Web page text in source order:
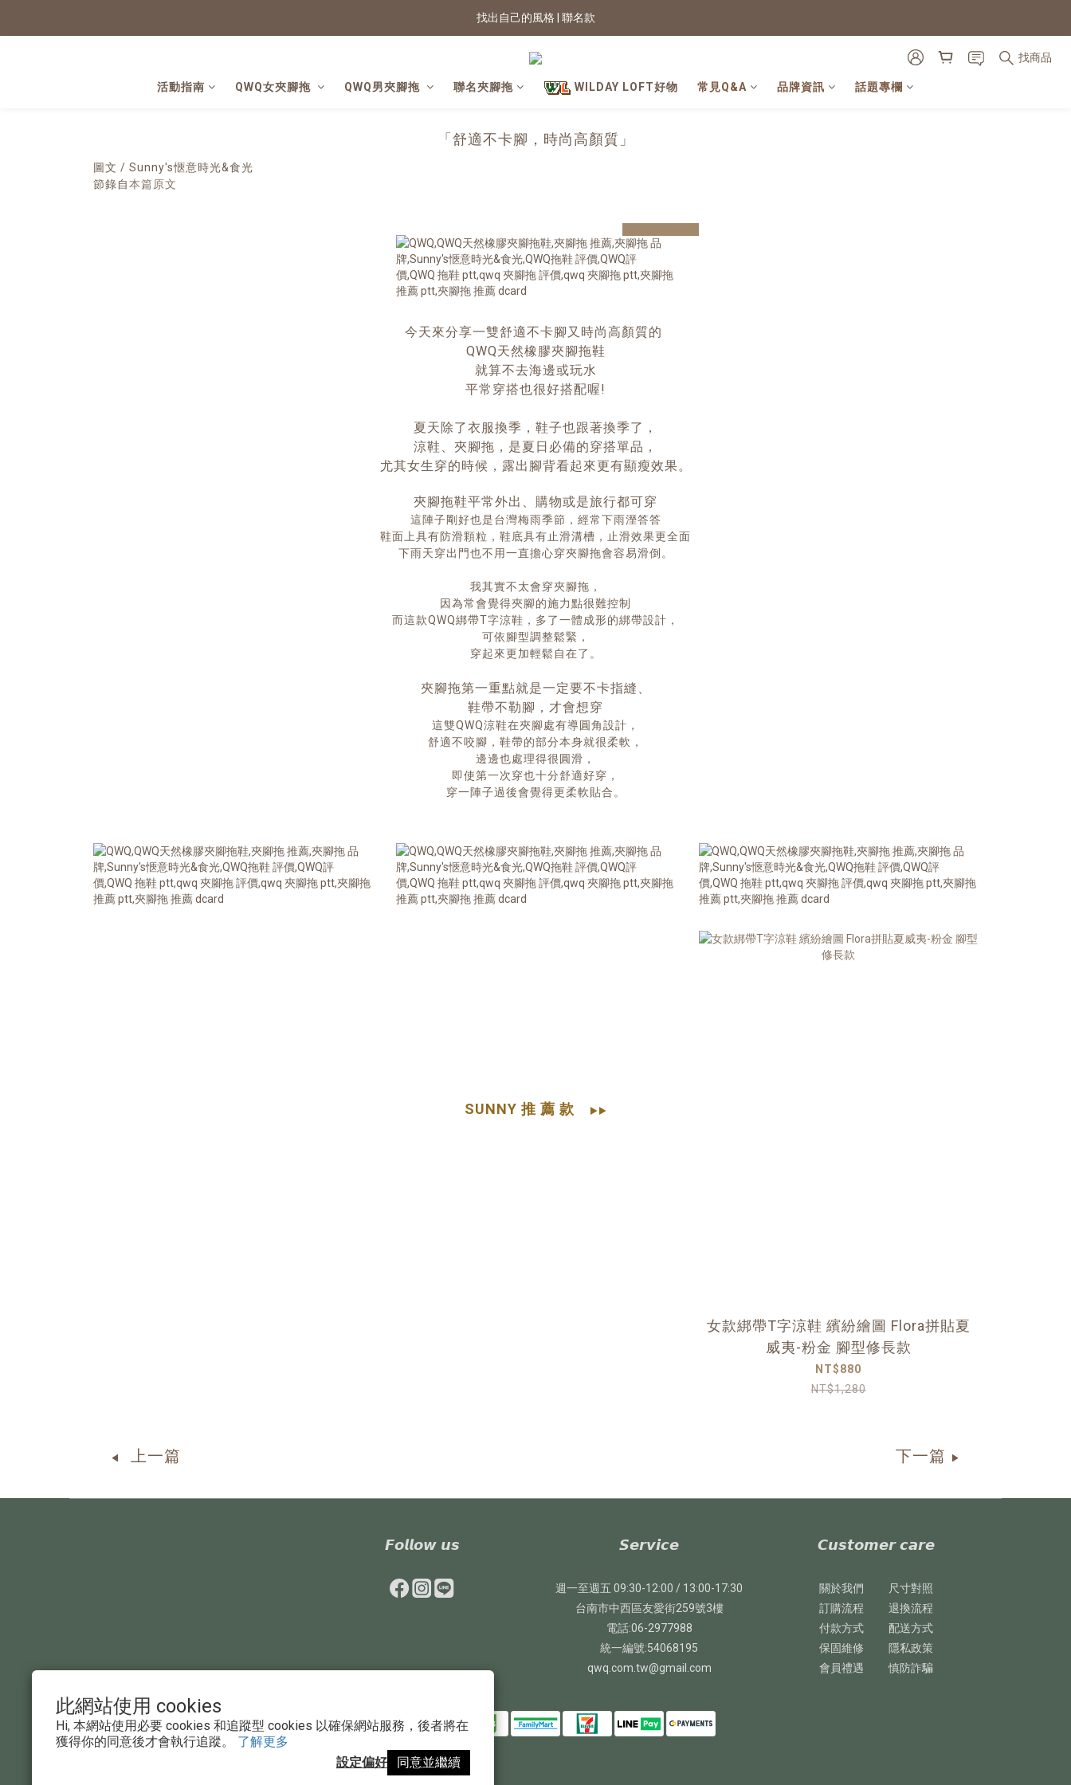
此網站使用 cookies
Hi, 本網站使用必要 cookies 和追蹤型 cookies 以確保網站服務，後者將在
獲得你的同意後才會執行追蹤。 了解更多
設定偏好
同意並繼續
2026新色上市 | 快看
找出自己的風格 | 聯名款
★七夕情人節 滿899送星月項鍊
2026新色上市 | 快看
找商品
活動指南 QWQ女夾腳拖 QWQ男夾腳拖 聯名夾腳拖 WILDAY LOFT好物 常見Q&A 品牌資訊 話題專欄
「舒適不卡腳，時尚高顏質」
圖文 / Sunny's愜意時光&食光
節錄自本篇原文
今天來分享一雙舒適不卡腳又時尚高顏質的
QWQ天然橡膠夾腳拖鞋
就算不去海邊或玩水
平常穿搭也很好搭配喔!
夏天除了衣服換季，鞋子也跟著換季了，
涼鞋、夾腳拖，是夏日必備的穿搭單品，
尤其女生穿的時候，露出腳背看起來更有顯瘦效果。
夾腳拖鞋平常外出、購物或是旅行都可穿
這陣子剛好也是台灣梅雨季節，經常下雨溼答答
鞋面上具有防滑顆粒，鞋底具有止滑溝槽，止滑效果更全面
下雨天穿出門也不用一直擔心穿夾腳拖會容易滑倒。
我其實不太會穿夾腳拖，
因為常會覺得夾腳的施力點很難控制
而這款QWQ綁帶T字涼鞋，多了一體成形的綁帶設計，
可依腳型調整鬆緊，
穿起來更加輕鬆自在了。
夾腳拖第一重點就是一定要不卡指縫、
鞋帶不勒腳，才會想穿
這雙QWQ涼鞋在夾腳處有導圓角設計，
舒適不咬腳，鞋帶的部分本身就很柔軟，
邊邊也處理得很圓滑，
即使第一次穿也十分舒適好穿，
穿一陣子過後會覺得更柔軟貼合。
SUNNY 推 薦 款 ▶▶
女款綁帶T字涼鞋 繽紛繪圖 Flora拼貼夏
威夷-粉金 腳型修長款
NT$880
NT$1,280
◀ 上一篇 下一篇 ▶
𝙁𝙤𝙡𝙡𝙤𝙬 𝙪𝙨 𝙎𝙚𝙧𝙫𝙞𝙘𝙚
週一至週五 09:30-12:00 / 13:00-17:30
台南市中西區友愛街259號3樓
電話:06-2977988
統一編號:54068195
qwq.com.tw@gmail.com
𝘾𝙪𝙨𝙩𝙤𝙢𝙚𝙧 𝙘𝙖𝙧𝙚
關於我們
尺寸對照
訂購流程
退換流程
付款方式
配送方式
保固維修
隱私政策
會員禮遇
慎防詐騙